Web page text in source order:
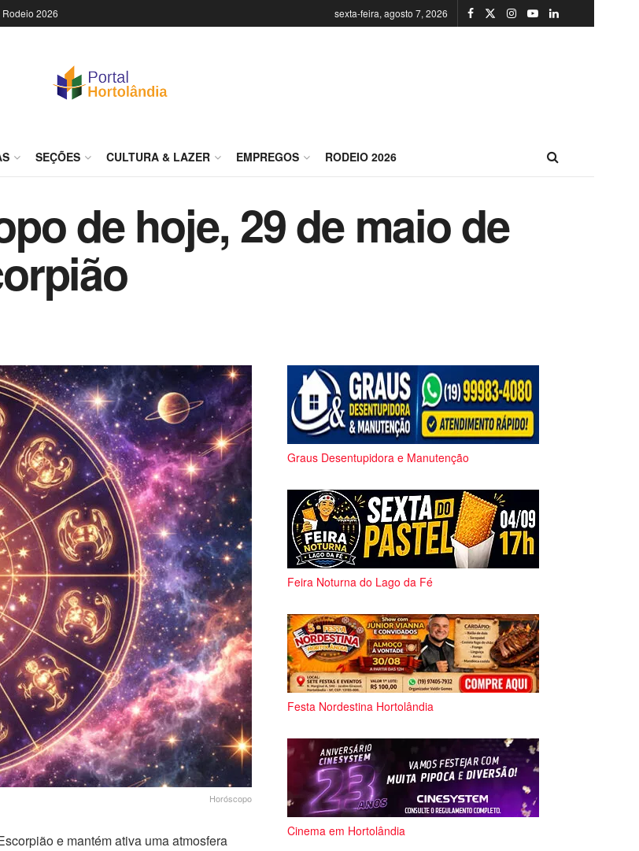
Rodeio 2026 sexta-feira, agosto 7, 2026
SEÇÕES CULTURA & LAZER EMPREGOS RODEIO 2026
de hoje, 29 de maio de
Horóscopo
e mantém ativa uma atmosfera
Graus Desentupidora e Manutenção
Feira Noturna do Lago da Fé
Festa Nordestina Hortolândia
Cinema em Hortolândia